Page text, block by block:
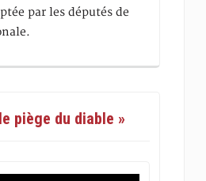
par les députés de
piège du diable »